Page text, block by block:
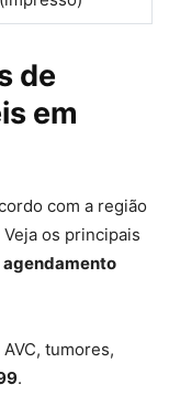
de
em
com a região
os principais
agendamento
tumores,
.